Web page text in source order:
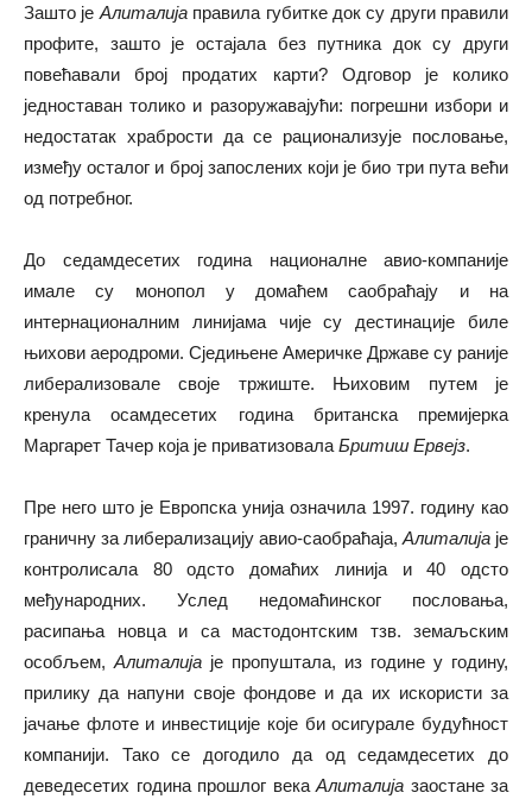
Зашто је Алиталијаправила губитке док су други правили
профите, зашто је остајала без путника док су други
повећавали број продатих карти? Одговор је колико
једноставан толико и разоружавајући: погрешни избори и
недостатак храбрости да се рационализује пословање,
између осталог и број запослених који је био три пута већи
од потребног.
До седамдесетих година националне авио-компаније
имале су монопол у домаћем саобраћају и на
интернационалним линијама чије су дестинације биле
њихови аеродроми. Сједињене Америчке Државе су раније
либерализовале своје тржиште. Њиховим путем је
кренула осамдесетих година британска премијерка
Маргарет Тачер која је приватизовала Бритиш Ервејз.
Пре него што је Европска унија означила 1997. годину као
граничну за либерализацију авио-саобраћаја, Алиталија је
контролисала 80 одсто домаћих линија и 40 одсто
међународних. Услед недомаћинског пословања,
расипања новца и са мастодонтским тзв. земаљским
особљем, Алиталија је пропуштала, из године у годину,
прилику да напуни своје фондове и да их искористи за
јачање флоте и инвестиције које би осигурале будућност
компанији. Тако се догодило да од седамдесетих до
деведесетих година прошлог века Алиталија заостане за